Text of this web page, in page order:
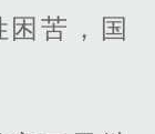
苦，国